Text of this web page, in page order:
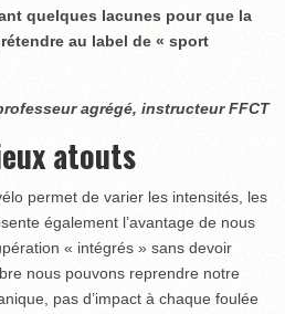
quelques lacunes pour que la
au label de « sport
agrégé, instructeur FFCT
atouts
permet de varier les intensités, les
également l’avantage de nous
« intégrés » sans devoir
nous pouvons reprendre notre
pas d’impact à chaque foulée